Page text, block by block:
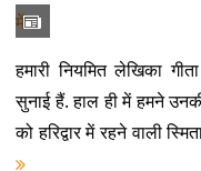
हमारी नियमित लेखिका
सुनाई हैं. हाल ही में हमने
को हरिद्वार में रहने वाली